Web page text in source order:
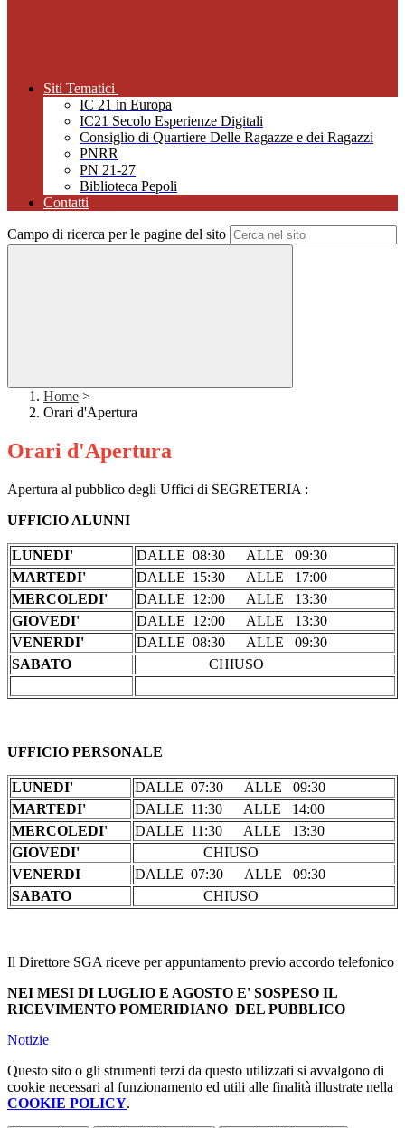
Siti Tematici
IC 21 in Europa
IC21 Secolo Esperienze Digitali
Consiglio di Quartiere Delle Ragazze e dei Ragazzi
PNRR
PN 21-27
Biblioteca Pepoli
Contatti
Campo di ricerca per le pagine del sito
Home >
Orari d'Apertura
Orari d'Apertura
Apertura al pubblico degli Uffici di SEGRETERIA :
UFFICIO ALUNNI
LUNEDI'
DALLE 08:30 ALLE 09:30
MARTEDI'
DALLE 15:30 ALLE 17:00
MERCOLEDI'
DALLE 12:00 ALLE 13:30
GIOVEDI'
DALLE 12:00 ALLE 13:30
VENERDI'
DALLE 08:30 ALLE 09:30
SABATO
CHIUSO
UFFICIO PERSONALE
LUNEDI'
DALLE 07:30 ALLE 09:30
MARTEDI'
DALLE 11:30 ALLE 14:00
MERCOLEDI'
DALLE 11:30 ALLE 13:30
GIOVEDI'
CHIUSO
VENERDI
DALLE 07:30 ALLE 09:30
SABATO
CHIUSO
Il Direttore SGA riceve per appuntamento previo accordo telefonico
NEI MESI DI LUGLIO E AGOSTO E' SOSPESO IL
RICEVIMENTO POMERIDIANO DEL PUBBLICO
Notizie
Questo sito o gli strumenti terzi da questo utilizzati si avvalgono di
cookie necessari al funzionamento ed utili alle finalità illustrate nella
COOKIE POLICY.